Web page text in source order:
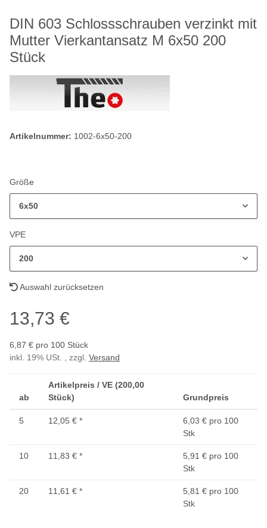
DIN 603 Schlossschrauben verzinkt mit
Mutter Vierkantansatz M 6x50 200
Stück
Artikelnummer: 1002-6x50-200
Größe
6x50
VPE
200
Auswahl zurücksetzen
13,73 €
6,87 € pro 100 Stück
inkl. 19% USt. , zzgl. Versand
ab
Artikelpreis / VE (200,00
Stück)
Grundpreis
5 12,05 € *
6,03 € pro 100
Stk
10 11,83 € *
5,91 € pro 100
Stk
20 11,61 € *
5,81 € pro 100
Stk